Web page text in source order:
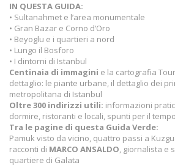
IN QUESTA GUIDA:
• Sultanahmet e l’area monumentale
• Gran Bazar e Corno d’Oro
• Beyoglu e i quartieri a nord
• Lungo il Bosforo
• I dintorni di Istanbul
Centinaia di immagini e la cartografia
dettaglio: le piante urbane, il dettaglio dei
metropolitana di Istanbul
Oltre 300 indirizzi utili: informazioni
dormire, ristoranti e locali, spunti per il
Tra le pagine di questa Guida Verde:
Pamuk visto da vicino, quattro passi a
racconti di MARCO ANSALDO, giornalista e
quartiere di Galata